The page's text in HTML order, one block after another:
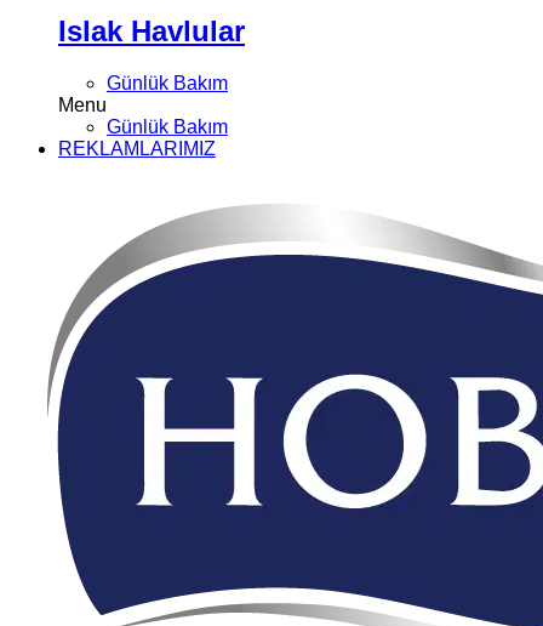
Islak Havlular
Günlük Bakım
Menu
Günlük Bakım
REKLAMLARIMIZ